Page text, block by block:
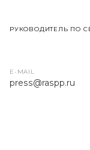
РУКОВОДИТЕЛЬ ПО
E-MAIL
press@raspp.ru